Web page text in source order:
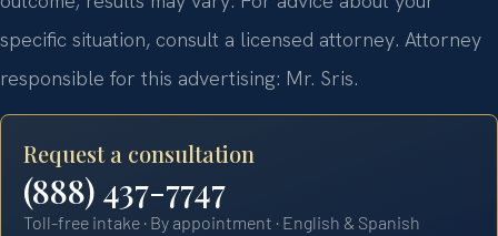
specific situation, consult a licensed attorney. Attorney
responsible for this advertising: Mr. Sris.
Request a consultation
(888) 437-7747
Toll-free intake · By appointment · English & Spanish